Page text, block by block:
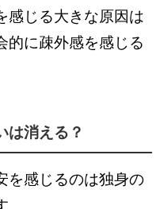
感じる大きな原因は
的に疎外感を感じる
は消える？
を感じるのは独身の